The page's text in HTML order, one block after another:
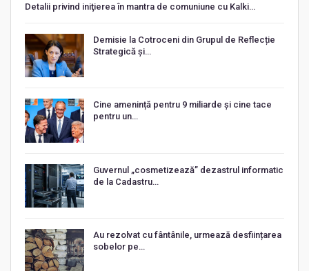
Detalii privind iniţierea în mantra de comuniune cu Kalki…
Demisie la Cotroceni din Grupul de Reflecție
Strategică și…
Cine amenință pentru 9 miliarde și cine tace
pentru un…
Guvernul „cosmetizează” dezastrul informatic
de la Cadastru…
Au rezolvat cu fântânile, urmează desființarea
sobelor pe…